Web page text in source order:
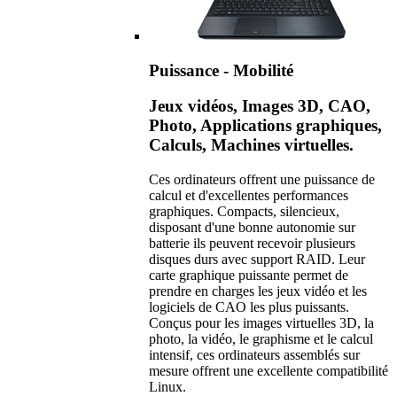
Puissance - Mobilité
Jeux vidéos, Images 3D, CAO,
Photo, Applications graphiques,
Calculs, Machines virtuelles.
Ces ordinateurs offrent une puissance de
calcul et d'excellentes performances
graphiques. Compacts, silencieux,
disposant d'une bonne autonomie sur
batterie ils peuvent recevoir plusieurs
disques durs avec support RAID. Leur
carte graphique puissante permet de
prendre en charges les jeux vidéo et les
logiciels de CAO les plus puissants.
Conçus pour les images virtuelles 3D, la
photo, la vidéo, le graphisme et le calcul
intensif, ces ordinateurs assemblés sur
mesure offrent une excellente compatibilité
Linux.